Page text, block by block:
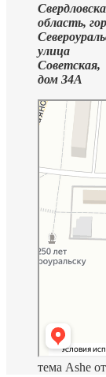
область,
улица
Советская,
дом 34А
тема Ashe от